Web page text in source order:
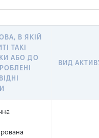
В ЯКІЙ
ТАКІ
АБО ДО
ВИД